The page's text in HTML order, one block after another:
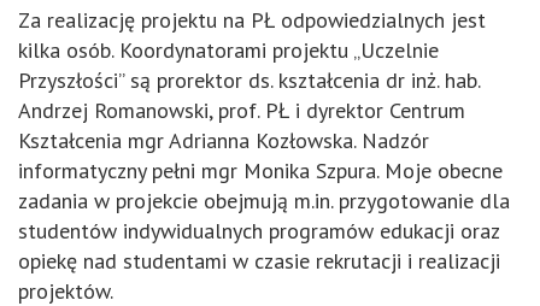
Za realizację projektu na PŁ odpowiedzialnych jest
kilka osób. Koordynatorami projektu „Uczelnie
Przyszłości” są prorektor ds. kształcenia dr inż. hab.
Andrzej Romanowski, prof. PŁ i dyrektor Centrum
Kształcenia mgr Adrianna Kozłowska. Nadzór
informatyczny pełni mgr Monika Szpura. Moje obecne
zadania w projekcie obejmują m.in. przygotowanie dla
studentów indywidualnych programów edukacji oraz
opiekę nad studentami w czasie rekrutacji i realizacji
projektów.